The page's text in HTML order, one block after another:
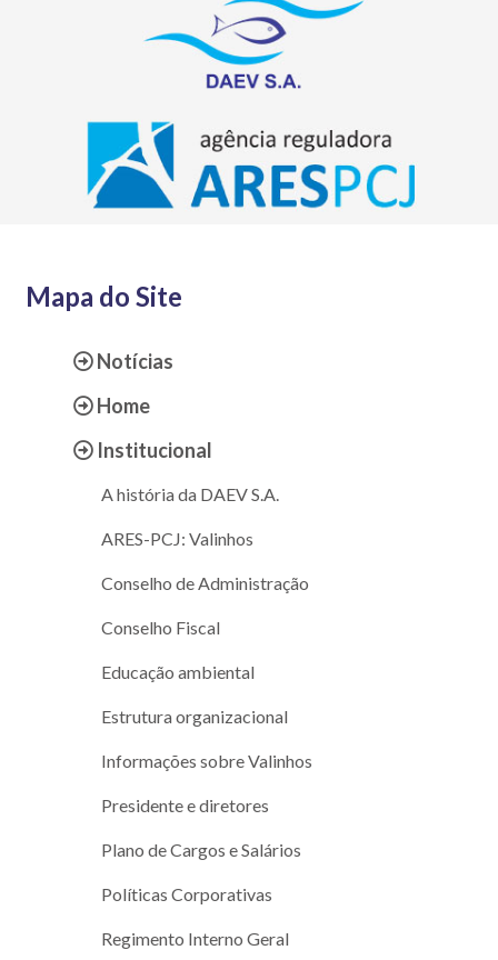
Mapa do Site
Notícias
Home
Institucional
A história da DAEV S.A.
ARES-PCJ: Valinhos
Conselho de Administração
Conselho Fiscal
Educação ambiental
Estrutura organizacional
Informações sobre Valinhos
Presidente e diretores
Plano de Cargos e Salários
Políticas Corporativas
Regimento Interno Geral